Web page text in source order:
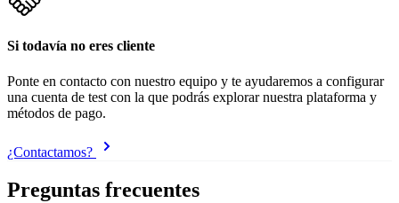
Si todavía no eres cliente
Ponte en contacto con nuestro equipo y te ayudaremos a configurar
una cuenta de test con la que podrás explorar nuestra plataforma y
métodos de pago.
¿Contactamos?
Preguntas frecuentes